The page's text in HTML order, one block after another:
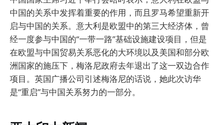
中国的关系中发挥着重要的作用，而且罗马希望重新开
启与中国的关系。意大利是欧盟中的第三大经济体，曾
经一度参与中国的“一带一路”基础设施建设项目，但是
在欧盟与中国贸易关系恶化的大环境以及美国和部分欧
洲国家的施压下，梅洛尼政府去年退出了这一双边合作
项目。英国广播公司引述梅洛尼的话说，她此次访华
是“重启”与中国关系努力的一部分。